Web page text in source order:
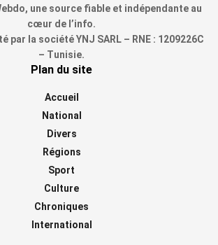
une source fiable et indépendante au
cœur de l’info.
par la société YNJ SARL – RNE : 1209226C
– Tunisie.
Plan du site
Accueil
National
Divers
Régions
Sport
Culture
Chroniques
International